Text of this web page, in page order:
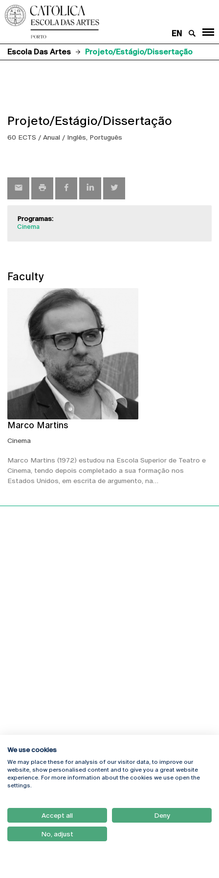
EN
Escola Das Artes
Projeto/Estágio/Dissertação
Projeto/Estágio/Dissertação
60 ECTS / Anual / Inglês, Português
Programas:
Cinema
Faculty
Marco Martins
Cinema
Marco Martins (1972) estudou na Escola Superior de Teatro e
Cinema, tendo depois completado a sua formação nos
Estados Unidos, em escrita de argumento, na…
Rua Diogo Botelho 1327
4169-005 Porto
+351 226 196 240
Campus Online
Webmail
Como Chegar
Newsletter
We use cookies
We may place these for analysis of our visitor data, to improve our
website, show personalised content and to give you a great website
experience. For more information about the cookies we use open the
settings.
Accept all Deny
No, adjust